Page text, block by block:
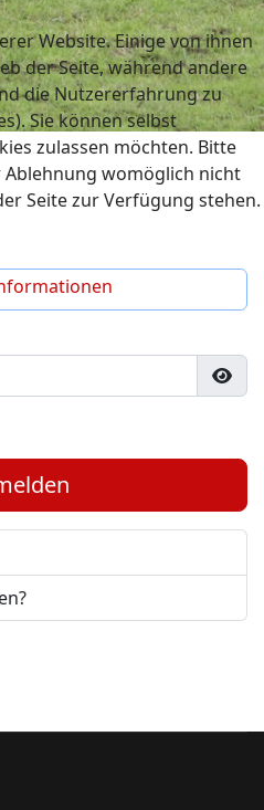
Website. Einige von ihnen
der Seite, während andere
die Nutzererfahrung zu
Sie können selbst
zulassen möchten. Bitte
Ablehnung womöglich nicht
Seite zur Verfügung stehen.